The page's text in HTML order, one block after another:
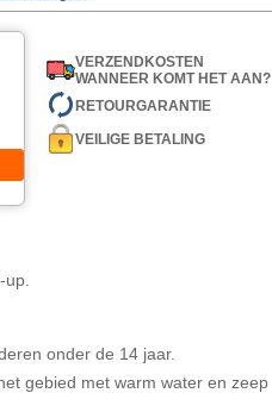
VERZENDKOSTEN
WANNEER KOMT HET AAN?
RETOURGARANTIE
VEILIGE BETALING
onder de 14 jaar.
gebied met warm water en zeep